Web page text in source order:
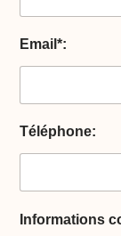
Email*:
Téléphone:
Informations